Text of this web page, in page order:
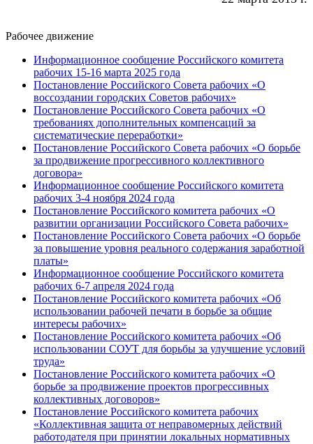
Рабочее движение
Информационное сообщение Российского комитета
рабочих 15-16 марта 2025 года
Постановление Российского Совета рабочих «О
воссоздании городских Советов рабочих»
Постановление Российского Совета рабочих «О
требованиях дополнительных компенсаций за
систематические переработки»
Постановление Российского Совета рабочих «О борьбе
за продвижение прогрессивного коллективного
договора»
Информационное сообщение Российского комитета
рабочих 3-4 ноября 2024 года
Постановление Российского комитета рабочих «О
развитии организации Российского Совета рабочих»
Постановление Российского Совета рабочих «О борьбе
за повышение уровня реального содержания заработной
платы»
Информационное сообщение Российского комитета
рабочих 6-7 апреля 2024 года
Постановление Российского комитета рабочих «Об
использовании рабочей печати в борьбе за общие
интересы рабочих»
Постановление Российского комитета рабочих «Об
использовании СОУТ для борьбы за улучшение условий
труда»
Постановление Российского комитета рабочих «О
борьбе за продвижение проектов прогрессивных
коллективных договоров»
Постановление Российского комитета рабочих
«Коллективная защита от неправомерных действий
работодателя при принятии локальных нормативных